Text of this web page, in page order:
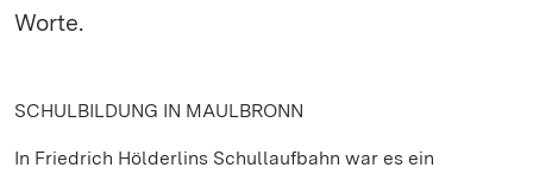
Worte.
SCHULBILDUNG IN MAULBRONN
In Friedrich Hölderlins Schullaufbahn war es ein